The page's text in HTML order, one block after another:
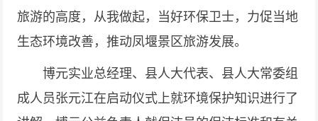
旅游的高度，从我做起，当好环保卫士，力促当地
生态环境改善，推动凤堰景区旅游发展。
博元实业总经理、县人大代表、县人大常委组
成人员张元江在启动仪式上就环境保护知识进行了